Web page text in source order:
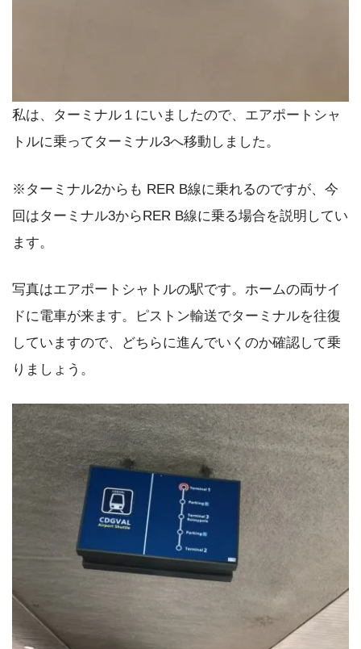
私は、ターミナル１にいましたので、エアポートシャ
トルに乗ってターミナル3へ移動しました。
※ターミナル2からも RER B線に乗れるのですが、今
回はターミナル3からRER B線に乗る場合を説明してい
ます。
写真はエアポートシャトルの駅です。ホームの両サイ
ドに電車が来ます。ピストン輸送でターミナルを往復
していますので、どちらに進んでいくのか確認して乗
りましょう。